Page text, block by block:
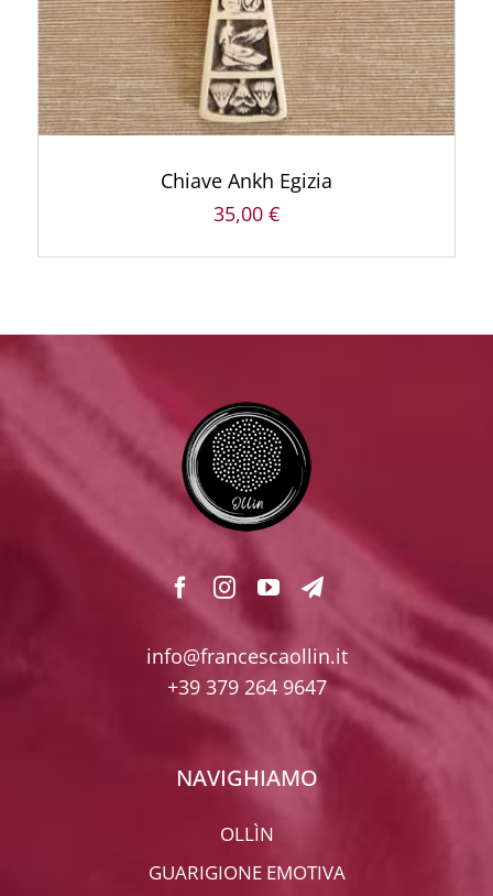
Chiave Ankh Egizia
35,00 €
info@francescaollin.it
+39 379 264 9647
NAVIGHIAMO
OLLÌN
GUARIGIONE EMOTIVA